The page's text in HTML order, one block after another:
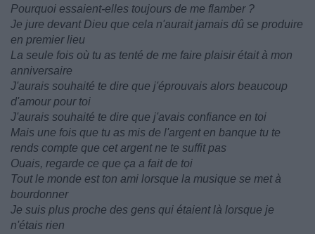
Pourquoi essaient-elles toujours de me flamber ?
Je jure devant Dieu que cela n'aurait jamais dû se produire
en premier lieu
La seule fois où tu as tenté de me faire plaisir était à mon
anniversaire
J'aurais souhaité te dire que j'éprouvais alors beaucoup
d'amour pour toi
J'aurais souhaité te dire que j'avais confiance en toi
Mais une fois que tu as mis de l'argent en banque tu te
rends compte que cet argent ne te suffit pas
Ouais, regarde ce que ça a fait de toi
Tout le monde est ton ami lorsque la musique se met à
bourdonner
Je suis plus proche des gens qui étaient là lorsque je
n'étais rien